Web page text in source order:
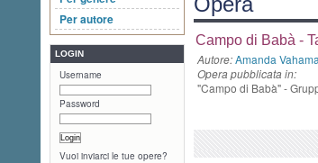
Per autore
LOGIN
Username
Password
Vuoi inviarci le tue opere?
Campo di Babà -
Autore:Amanda
Opera pubblicata in:
"Campo di Babà" -